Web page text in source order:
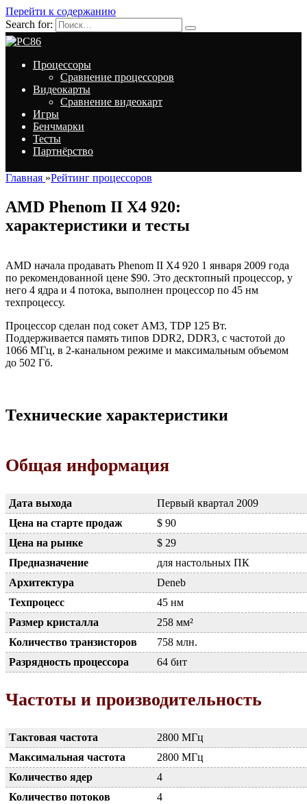
Перейти к содержанию
Search for:
Процессоры
Сравнение процессоров
Видеокарты
Сравнение видеокарт
Игры
Бенчмарки
Тесты
Партнёрство
Главная »Рейтинг процессоров
AMD Phenom II X4 920:
характеристики и тесты
AMD начала продавать Phenom II X4 920 1 января 2009 года
по рекомендованной цене $90. Это десктопный процессор, у
него 4 ядра и 4 потока, выполнен процессор по 45 нм
техпроцессу.
Процессор сделан под сокет AM3, TDP 125 Вт.
Поддерживается память типов DDR2, DDR3, с частотой до
1066 МГц, в 2-канальном режиме и максимальным объемом
до 502 Гб.
Технические характеристики
Общая информация
Дата выхода
Первый квартал 2009
Цена на старте продаж
$ 90
Цена на рынке
$ 29
Предназначение
для настольных ПК
Архитектура
Deneb
Техпроцесс
45 нм
Размер кристалла
258 мм²
Количество транзисторов
758 млн.
Разрядность процессора
64 бит
Частоты и производительность
Тактовая частота
2800 МГц
Максимальная частота
2800 МГц
Количество ядер
4
Количество потоков
4